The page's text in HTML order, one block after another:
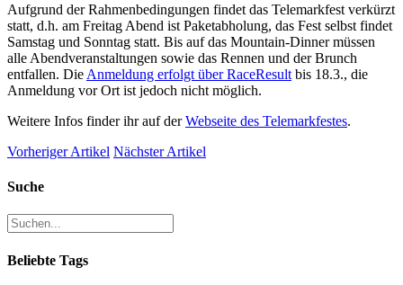
Aufgrund der Rahmenbedingungen findet das Telemarkfest verkürzt
statt, d.h. am Freitag Abend ist Paketabholung, das Fest selbst findet
Samstag und Sonntag statt. Bis auf das Mountain-Dinner müssen
alle Abendveranstaltungen sowie das Rennen und der Brunch
entfallen. Die Anmeldung erfolgt über RaceResult bis 18.3., die
Anmeldung vor Ort ist jedoch nicht möglich.
Weitere Infos finder ihr auf derWebseite des Telemarkfestes.
Vorheriger Artikel Nächster Artikel
Suche
Beliebte Tags